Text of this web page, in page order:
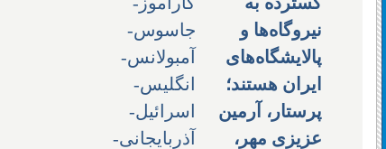
نیروگاه‌ها و
پالایشگاه‌های
ایران هستند؛
پرستار، آرمین
عزیزی مهر،